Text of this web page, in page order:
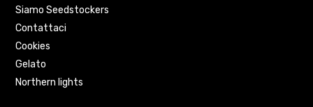
Siamo Seedstockers
Contattaci
Cookies
Gelato
Northern lights